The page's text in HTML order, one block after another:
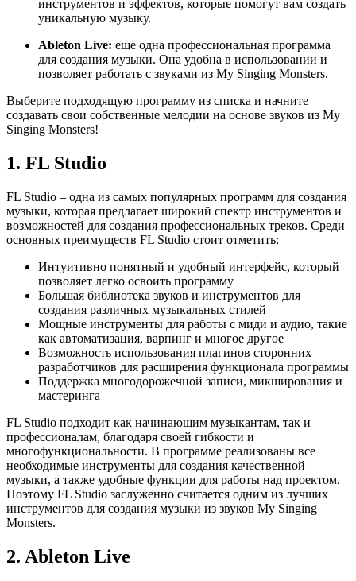
инструментов и эффектов, которые помогут вам создать
уникальную музыку.
Ableton Live: еще одна профессиональная программа
для создания музыки. Она удобна в использовании и
позволяет работать с звуками из My Singing Monsters.
Выберите подходящую программу из списка и начните
создавать свои собственные мелодии на основе звуков из My
Singing Monsters!
1. FL Studio
FL Studio – одна из самых популярных программ для создания
музыки, которая предлагает широкий спектр инструментов и
возможностей для создания профессиональных треков. Среди
основных преимуществ FL Studio стоит отметить:
Интуитивно понятный и удобный интерфейс, который
позволяет легко освоить программу
Большая библиотека звуков и инструментов для
создания различных музыкальных стилей
Мощные инструменты для работы с миди и аудио, такие
как автоматизация, варпинг и многое другое
Возможность использования плагинов сторонних
разработчиков для расширения функционала программы
Поддержка многодорожечной записи, микширования и
мастеринга
FL Studio подходит как начинающим музыкантам, так и
профессионалам, благодаря своей гибкости и
многофункциональности. В программе реализованы все
необходимые инструменты для создания качественной
музыки, а также удобные функции для работы над проектом.
Поэтому FL Studio заслуженно считается одним из лучших
инструментов для создания музыки из звуков My Singing
Monsters.
2. Ableton Live